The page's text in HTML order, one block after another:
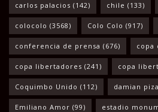
carlos palacios (142) chile (133)
colocolo (3568) Colo Colo (917)
conferencia de prensa (676) copa
copa libertadores (241) copa
Coquimbo Unido (112) damian
Emiliano Amor (99) estadio